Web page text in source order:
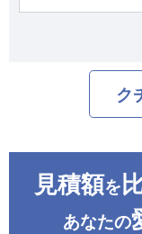
ク
見積額を
あなたの